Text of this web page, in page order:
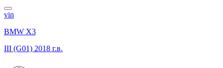
vin
BMW X3
III (G01) 2018 г.в.